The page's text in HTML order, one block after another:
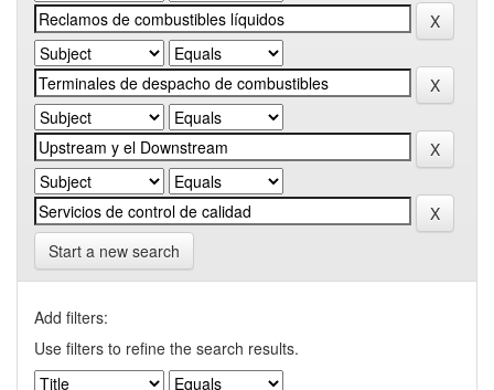
Start a new search
Add filters:
Use filters to refine the search results.